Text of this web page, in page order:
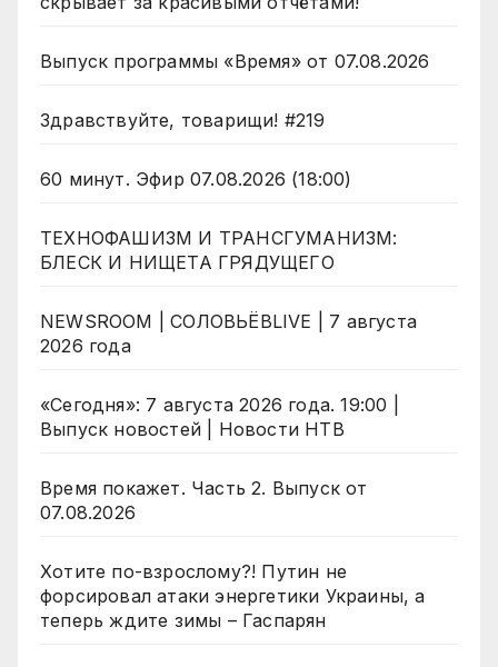
Выпуск программы «Время» от 07.08.2026
Здравствуйте, товарищи! #219
60 минут. Эфир 07.08.2026 (18:00)
ТЕХНОФАШИЗМ И ТРАНСГУМАНИЗМ:
БЛЕСК И НИЩЕТА ГРЯДУЩЕГО
NEWSROOM | СОЛОВЬЁВLIVE | 7 августа
2026 года
«Сегодня»: 7 августа 2026 года. 19:00 |
Выпуск новостей | Новости НТВ
Время покажет. Часть 2. Выпуск от
07.08.2026
Хотите по-взрослому?! Путин не
форсировал атаки энергетики Украины, а
теперь ждите зимы – Гаспарян